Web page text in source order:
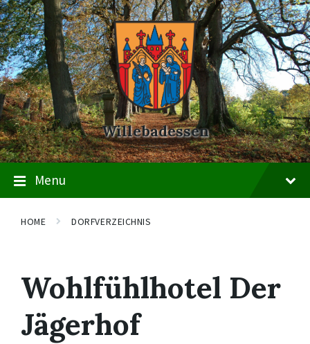
Skip
to
content
Skip
to
main
navigation
Skip
to
footer
Willebadessen
Menu
HOME DORFVERZEICHNIS
Wohlfühlhotel Der
Jägerhof